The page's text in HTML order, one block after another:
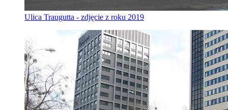
Ulica Traugutta - zdjęcie z roku 2019